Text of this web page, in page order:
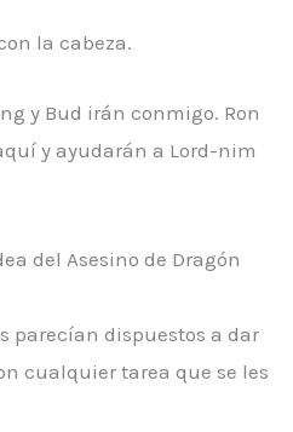
la cabeza.
y Bud irán conmigo. Ron
y ayudarán a Lord-nim
del Asesino de Dragón
parecían dispuestos a dar
cualquier tarea que se les